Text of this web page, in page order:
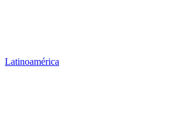
Latinoamérica